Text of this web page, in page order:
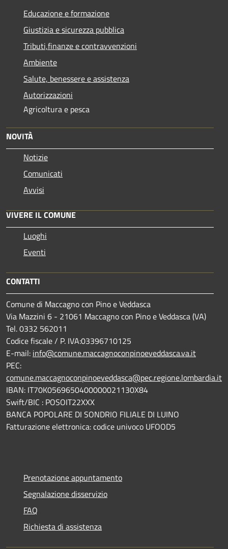
Educazione e formazione
Giustizia e sicurezza pubblica
Tributi,finanze e contravvenzioni
Ambiente
Salute, benessere e assistenza
Autorizzazioni
Agricoltura e pesca
NOVITÀ
Notizie
Comunicati
Avvisi
VIVERE IL COMUNE
Luoghi
Eventi
CONTATTI
Comune di Maccagno con Pino e Veddasca
Via Mazzini 6 - 21061 Maccagno con Pino e Veddasca (VA)
Tel. 0332 562011
Codice fiscale / P. IVA:03396710125
E-mail: info@comune.maccagnoconpinoeveddasca.va.it
PEC:
comune.maccagnoconpinoeveddasca@pec.regione.lombardia.it
IBAN: IT70K0569650400000021130X84
Swift/BIC : POSOIT22XXX
BANCA POPOLARE DI SONDRIO FILIALE DI LUINO
Fatturazione elettronica: codice univoco UFOOD5
Prenotazione appuntamento
Segnalazione disservizio
FAQ
Richiesta di assistenza